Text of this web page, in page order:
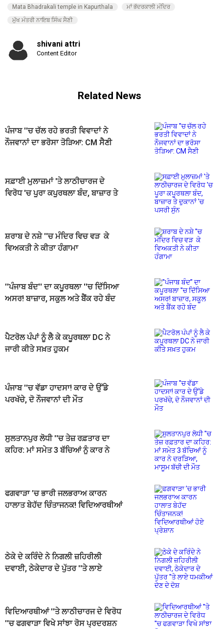
Mata Bhadrakali temple in Kapurthala
ਮਾਂ ਭੱਦਰਕਾਲੀ ਮੰਦਿਰ
ਮੁੱਖ ਮੰਤਰੀ ਨਾਇਬ ਸਿੰਘ ਸੈਣੀ
shivani attri
Content Editor
Related News
ਪੰਜਾਬ ''ਚ ਚੱਲ ਰਹੇ ਭਰਤੀ ਵਿਵਾਦਾਂ ਨੇ
ਨੌਜਵਾਨਾਂ ਦਾ ਭਰੋਸਾ ਤੋੜਿਆ: CM ਸੈਣੀ
ਸਫ਼ਾਈ ਮੁਲਾਜ਼ਮਾਂ 'ਤੇ ਲਾਠੀਚਾਰਜ ਦੇ
ਵਿਰੋਧ 'ਚ ਪੂਰਾ ਕਪੂਰਥਲਾ ਬੰਦ, ਬਾਜ਼ਾਰ ਤੇ
ਸ਼ਰਾਬ ਦੇ ਨਸ਼ੇ ''ਚ ਮੰਦਿਰ ਵਿਚ ਵੜ ਕੇ
ਵਿਅਕਤੀ ਨੇ ਕੀਤਾ ਹੰਗਾਮਾ
''ਪੰਜਾਬ ਬੰਦ'' ਦਾ ਕਪੂਰਥਲਾ ''ਚ ਦਿੱਸਿਆ
ਅਸਰ! ਬਾਜ਼ਾਰ, ਸਕੂਲ ਅਤੇ ਬੈਂਕ ਰਹੇ ਬੰਦ
ਪੈਟਰੋਲ ਪੰਪਾਂ ਨੂੰ ਲੈ ਕੇ ਕਪੂਰਥਲਾ DC ਨੇ
ਜਾਰੀ ਕੀਤੇ ਸਖ਼ਤ ਹੁਕਮ
ਪੰਜਾਬ ''ਚ ਵੱਡਾ ਹਾਦਸਾ! ਕਾਰ ਦੇ ਉੱਡੇ
ਪਰਖੱਚੇ, ਦੋ ਨੌਜਵਾਨਾਂ ਦੀ ਮੌਤ
ਸੁਲਤਾਨਪੁਰ ਲੋਧੀ ''ਚ ਤੇਜ਼ ਰਫ਼ਤਾਰ ਦਾ
ਕਹਿਰ: ਮਾਂ ਸਮੇਤ 3 ਬੱਚਿਆਂ ਨੂੰ ਕਾਰ ਨੇ
ਫਗਵਾੜਾ ’ਚ ਭਾਰੀ ਜਲਭਰਾਅ ਕਾਰਨ
ਹਾਲਾਤ ਬੇਹੱਦ ਚਿੰਤਾਜਨਕ! ਵਿਦਿਆਰਥੀਆਂ
ਠੇਕੇ ਦੇ ਕਰਿੰਦੇ ਨੇ ਨਿਗਲੀ ਜ਼ਹਿਰੀਲੀ
ਦਵਾਈ, ਠੇਕੇਦਾਰ ਦੇ ਪੁੱਤਰ ''ਤੇ ਲਾਏ
ਵਿਦਿਆਰਥੀਆਂ ''ਤੇ ਲਾਠੀਚਾਰਜ ਦੇ ਵਿਰੋਧ
''ਚ ਫਗਵਾੜਾ ਵਿਖੇ ਸਾਂਝਾ ਰੋਸ ਪ੍ਰਦਰਸ਼ਨ